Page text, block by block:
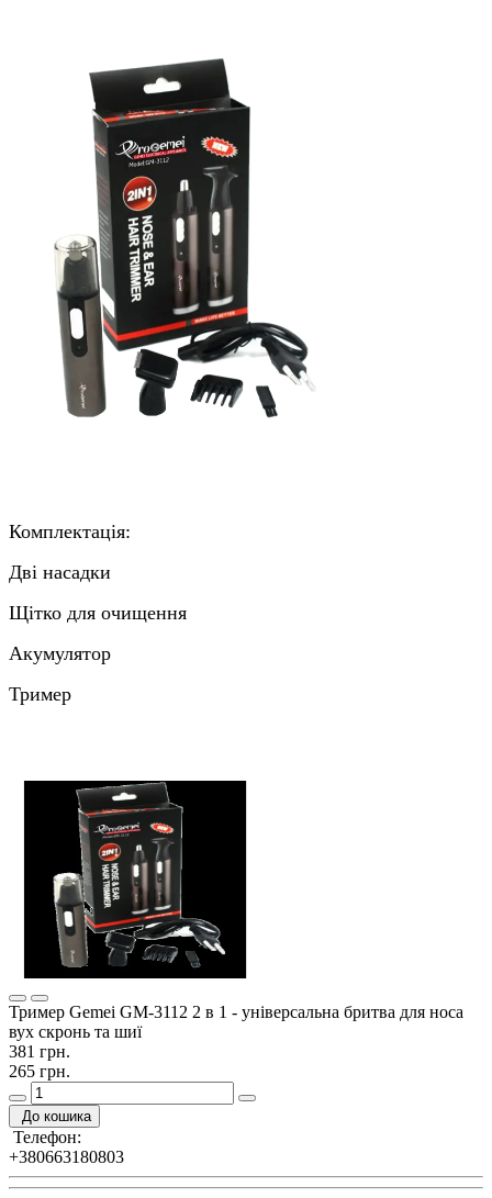
Комплектація:
Дві насадки
Щітко для очищення
Акумулятор
Тример
Тример Gemei GM-3112 2 в 1 - універсальна бритва для носа
вух скронь та шиї
381 грн.
265 грн.
До кошика
Телефон:
+380663180803